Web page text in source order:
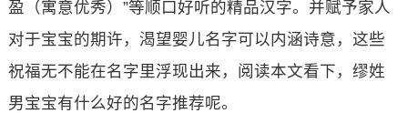
盈（寓意优秀）”等顺口好听的精品汉字。并赋予家人
对于宝宝的期许，渴望婴儿名字可以内涵诗意，这些
祝福无不能在名字里浮现出来，阅读本文看下，缪姓
男宝宝有什么好的名字推荐呢。